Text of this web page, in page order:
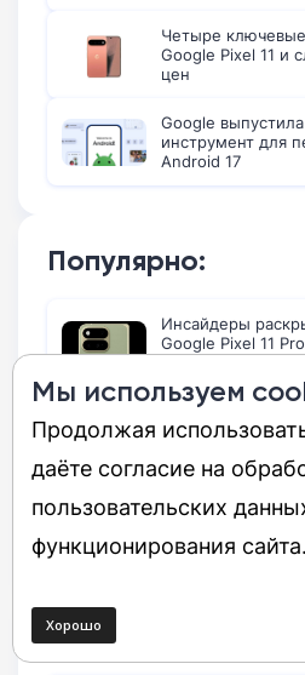
Четыре
Google Pixel 11 и
цен
Google
инструмент для
Android 17
Популярно:
Инсайдеры
Google Pixel 11
новой функции
Смарт-часы
дизайн,
Google Images
сервисе появится
Pinterest
Последние
Мы используем
Продолжая
даёте согласие на
пользовательских
функционирования сайта.